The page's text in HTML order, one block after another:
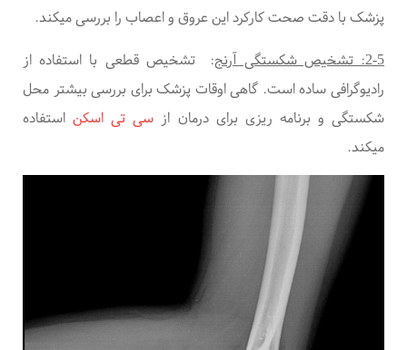
پزشک با دقت صحت کارکرد این عروق و اعصاب را بررسی میکند.
2-5: تشخیص شکستگی آرنج :
تشخیص قطعی با استفاده از
رادیوگرافی ساده است. گاهی اوقات پزشک برای بررسی بیشتر محل
شکستگی و برنامه ریزی برای درمان از سی تی اسکن استفاده
میکند.